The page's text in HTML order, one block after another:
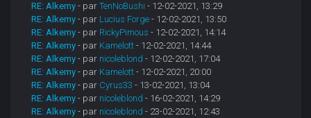
RE: Alkemy - parTenNoBushi - 12-02-2021, 13:29
RE: Alkemy - par Lucius Forge - 12-02-2021, 13:50
RE: Alkemy - par RickyPimous - 12-02-2021, 14:14
RE: Alkemy - par Kamelott - 12-02-2021, 14:44
RE: Alkemy - par nicoleblond - 12-02-2021, 17:04
RE: Alkemy - par Kamelott - 12-02-2021, 20:00
RE: Alkemy - par Cyrus33 - 13-02-2021, 13:04
RE: Alkemy - par nicoleblond - 16-02-2021, 14:29
RE: Alkemy - par nicoleblond - 23-02-2021, 12:43